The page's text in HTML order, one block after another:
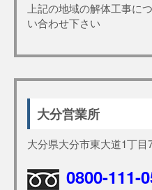
上記の地域の解体工事に
い合わせ下さい
大分営業所
大分県大分市東大道1丁目
0800-111-